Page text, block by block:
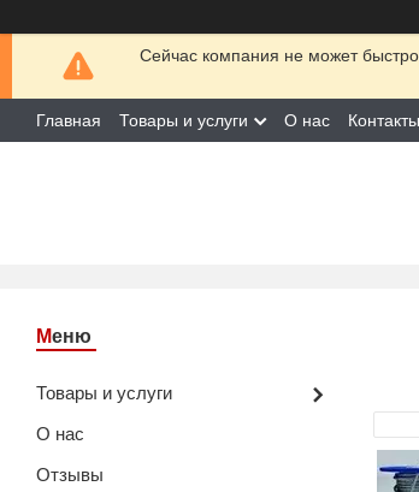
Сейчас компания не может
Главная Товары и услуги О нас Контакты
Товары и услуги
О нас
Отзывы